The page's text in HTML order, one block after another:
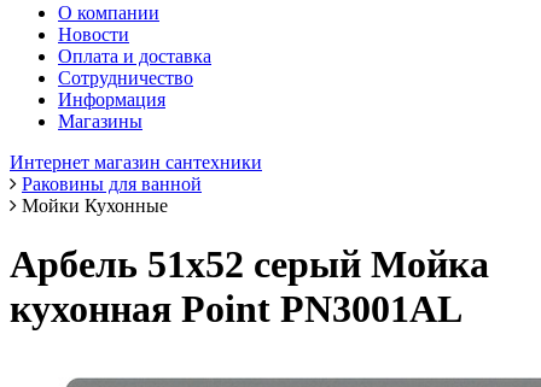
О компании
Новости
Оплата и доставка
Сотрудничество
Информация
Магазины
Интернет магазин сантехники
Раковины для ванной
Мойки Кухонные
Арбель 51х52 серый Мойка
кухонная Point PN3001AL